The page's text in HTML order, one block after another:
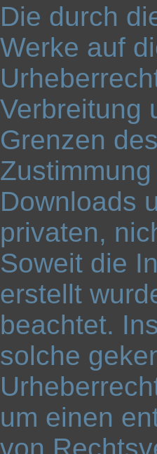
Die durch
Werke auf
Verbreitung
Grenzen
Downloads
privaten,
Soweit die
erstellt
beachtet.
solche
um einen
von